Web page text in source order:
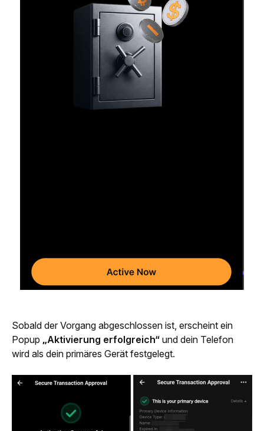
Sobald der Vorgang abgeschlossen ist, erscheint ein
Popup „Aktivierung erfolgreich“ und dein Telefon
wird als dein primäres Gerät festgelegt.